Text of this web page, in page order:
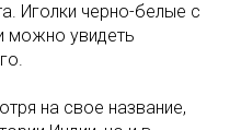
Иголки черно-белые с
можно увидеть
на свое название,